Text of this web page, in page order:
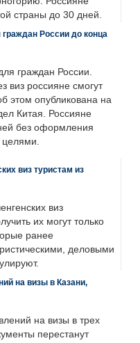
страны до 30 дней.
России до конца
граждан России.
виз россияне смогут
этом опубликована на
Китая. Россияне
без оформления
целями.
виз туристам из
виз
их могут только
ранее
деловыми
на визы в Казани,
на визы в трех
перестанут